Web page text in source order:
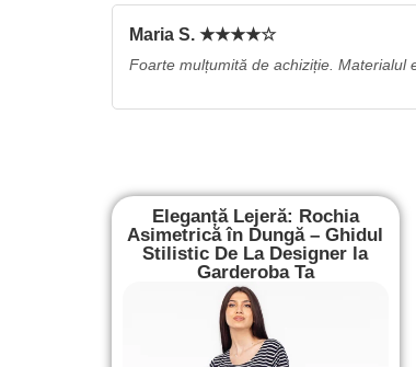
Maria S. ★★★★☆
Foarte mulțumită de achiziție. Materialul
Eleganță Lejeră: Rochia
Asimetrică în Dungă – Ghidul
Stilistic De La Designer la
Garderoba Ta